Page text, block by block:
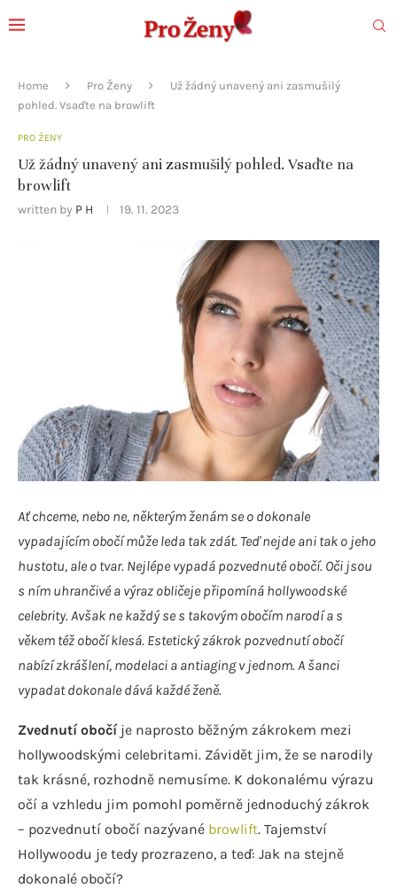
Home Pro Ženy
Už žádný unavený ani zasmušilý
pohled. Vsaďte na browlift
PRO ŽENY
Už žádný unavený ani zasmušilý pohled. Vsaďte na
browlift
written by P H 19. 11. 2023
Ať chceme, nebo ne, některým ženám se o dokonale
vypadajícím obočí může leda tak zdát. Teď nejde ani tak o jeho
hustotu, ale o tvar. Nejlépe vypadá pozvednuté obočí. Oči jsou
s ním uhrančivé a výraz obličeje připomíná hollywoodské
celebrity. Avšak ne každý se s takovým obočím narodí a s
věkem též obočí klesá. Estetický zákrok pozvednutí obočí
nabízí zkrášlení, modelaci a antiaging v jednom. A šanci
vypadat dokonale dává každé ženě.
Zvednutí obočíje naprosto běžným zákrokem mezi
hollywoodskými celebritami. Závidět jim, že se narodily
tak krásné, rozhodně nemusíme. K dokonalému výrazu
očí a vzhledu jim pomohl poměrně jednoduchý zákrok
– pozvednutí obočí nazývané browlift. Tajemství
Hollywoodu je tedy prozrazeno, a teď­: Jak na stejně
dokonalé obočí?